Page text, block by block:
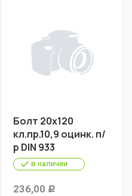
Болт 20х120
кл.пр.10,9 оцинк. п/
р DIN 933
в наличии
236,00 Р